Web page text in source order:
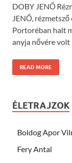
DOBY JENŐ
JENŐ,
Portoréban halt
anyja nővére
READ MORE
ÉLETRAJZOK
Boldog Apor
Fery Antal